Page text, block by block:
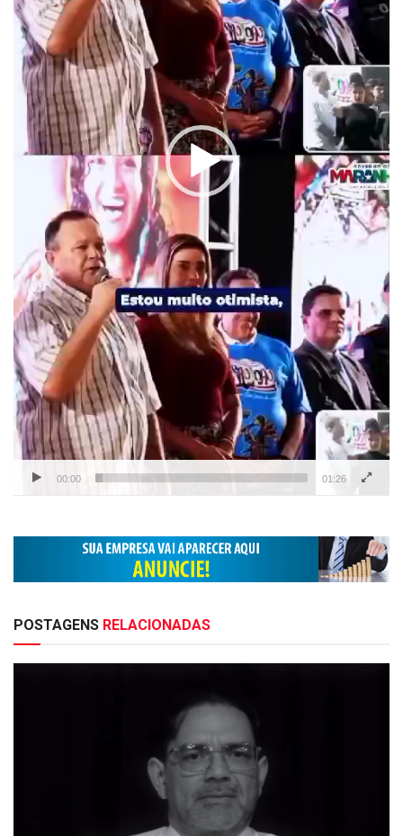
00:00 01:26
POSTAGENS RELACIONADAS